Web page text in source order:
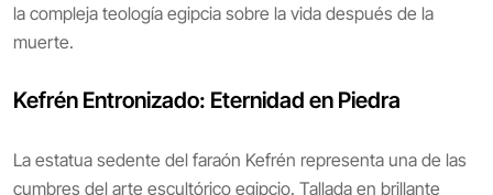
la compleja teología egipcia sobre la vida después de la
muerte.
Kefrén Entronizado: Eternidad en Piedra
La estatua sedente del faraón Kefrén representa una de las
cumbres del arte escultórico egipcio. Tallada en brillante